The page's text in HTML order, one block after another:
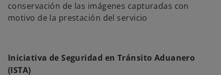
conservación de las imágenes capturadas con
motivo de la prestación del servicio
Iniciativa de Seguridad en Tránsito Aduanero
(ISTA)